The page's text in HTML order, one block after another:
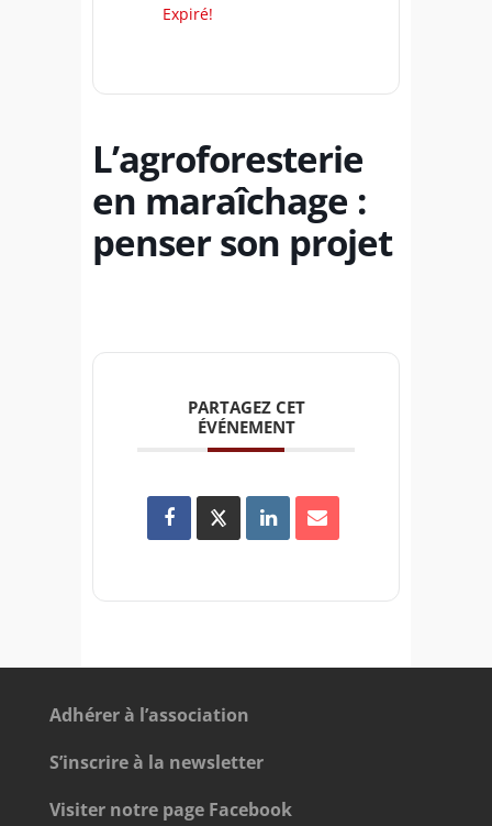
Expiré!
L’agroforesterie
en maraîchage :
penser son projet
PARTAGEZ CET
ÉVÉNEMENT
Adhérer à l’association
S’inscrire à la newsletter
Visiter notre page Facebook